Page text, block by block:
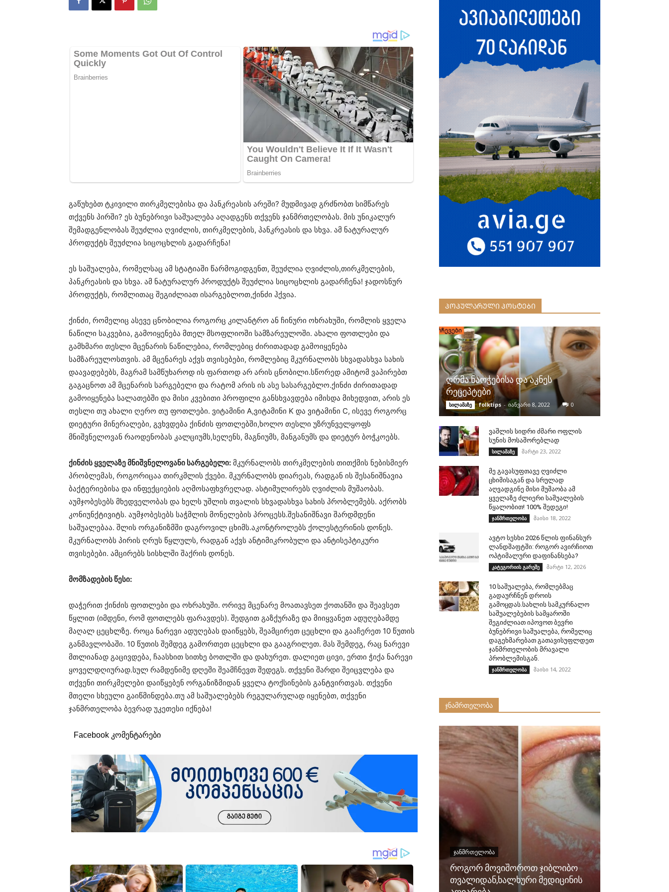
გაწუხებთ ტკივილი თირკმელებისა და პანკრეასის არეში? მუდმივად გრძნობთ სიმწარეს
თქვენს პირში? ეს ბუნებრივი საშუალება აღადგენს თქვენს ჯანმრთელობას. მის უნიკალურ
შემადგენლობას შეუძლია ღვიძლის, თირკმელების, პანკრეასის და სხვა. ამ ნატურალურ
პროდუქტს შეუძლია სიცოცხლის გადარჩენა!
ეს საშუალება, რომელსაც ამ სტატიაში წარმოგიდგენთ, შეუძლია ღვიძლის,თირკმელების,
პანკრეასის და სხვა. ამ ნატურალურ პროდუქტს შეუძლია სიცოცხლის გადარჩენა! ჯადოსნურ
პროდუქტს, რომლითაც შეგიძლიათ ისარგებლოთ,ქინძი ჰქვია.
ქინძი, რომელიც ასევე ცნობილია როგორც კილანტრო ან ჩინური ოხრახუში, რომლის ყველა
ნაწილი საკვებია, გამოიყენება მთელ მსოფლიოში სამზარეულოში. ახალი ფოთლები და
გამხმარი თესლი მცენარის ნაწილებია, რომლებიც ძირითადად გამოიყენება
სამზარეულოსთვის. ამ მცენარეს აქვს თვისებები, რომლებიც მკურნალობს სხვადასხვა სახის
დაავადებებს, მაგრამ სამწუხაროდ ის ფართოდ არ არის ცნობილი.სწორედ ამიტომ ვაპირებთ
გაგაცნოთ ამ მცენარის სარგებელი და რატომ არის ის ასე სასარგებლო.ქინძი ძირითადად
გამოიყენება სალათებში და მისი კვებითი პროფილი განსხვავდება იმისდა მიხედვით, არის ეს
თესლი თუ ახალი ღერო თუ ფოთლები. ვიტამინი A,ვიტამინი K და ვიტამინი C, ისევე როგორც
დიეტური მინერალები, გვხვდება ქინძის ფოთლებში,ხოლო თესლი უზრუნველყოფს
მნიშვნელოვან რაოდენობას კალციუმს,სელენს, მაგნიუმს, მანგანუმს და დიეტურ ბოჭკოებს.
ქინძის ყველაზე მნიშვნელოვანი სარგებელი: მკურნალობს თირკმელების თითქმის ნებისმიერ
პრობლემას, როგორიცაა თირკმლის ქვები. მკურნალობს დიარეას, რადგან ის შესანიშნავია
ბაქტერიებისა და ინფექციების აღმოსაფხვრელად. ასტიმულირებს ღვიძლის მუშაობას.
აუმჯობესებს მხედველობას და ხელს უშლის თვალის სხვადასხვა სახის პრობლემებს. აქრობს
კონიუნქტივიტს. აუმჯობესებს საჭმლის მონელების პროცესს.შესანიშნავი შარდმდენი
საშუალებაა. შლის ორგანიზმში დაგროვილ ცხიმს.აკონტროლებს ქოლესტერინის დონეს.
მკურნალობს პირის ღრუს წყლულს, რადგან აქვს ანტიმიკრობული და ანტისეპტიკური
თვისებები. ამცირებს სისხლში შაქრის დონეს.
მომზადების წესი:
დაჭერით ქინძის ფოთლები და ოხრახუში. ორივე მცენარე მოათავსეთ ქოთანში და შეავსეთ
წყლით (იმდენი, რომ ფოთლებს ფარავდეს). შედგით გაზქურაზე და მიიყვანეთ ადუღებამდე
მაღალ ცეცხლზე. როცა ნარევი ადუღებას დაიწყებს, შეამცირეთ ცეცხლი და გააჩერეთ 10 წუთის
განმავლობაში. 10 წუთის შემდეგ გამორთეთ ცეცხლი და გააგრილეთ. მას შემდეგ, რაც ნარევი
მთლიანად გაცივდება, ჩაასხით სითხე ბოთლში და დახურეთ. დალიეთ ცივი, ერთი ჭიქა ნარევი
ყოველდღიურად.სულ რამდენიმე დღეში შეამჩნევთ შედეგს. თქვენი შარდი შეიცვლება და
თქვენი თირკმელები დაიწყებენ ორგანიზმიდან ყველა ტოქსინების განტვირთვას. თქვენი
მთელი სხეული გაიწმინდება.თუ ამ საშუალებებს რეგულარულად იყენებთ, თქვენი
ჯანმრთელობა ბევრად უკეთესი იქნება!
Facebook კომენტარები
ᲞᲝᲞᲣᲚᲐᲠᲣᲚᲘ ᲞᲝᲡᲢᲔᲑᲘ
ღრმა ნაოჭებისა და აკნეს
რეცეპტები
სილამაზე folktips - იანვარი 8, 2022 0
ვაშლის სიდრი ძმარი ოფლის
სუნის მოსაშორებლად
სილამაზე მარტი 23, 2022
მე გავასუფთავე ღვიძლი
ცხიმისაგან და სრულად
აღვადგინე მისი მუშაობა ამ
ყველაზე ძლიერი საშუალების
წყალობით! 100% შედეგი!
ჯანმრთელობა მაისი 18, 2022
ავტო სესხი 2026 წლის ფინანსურ
ლანდშაფტში: როგორ ავირჩიოთ
ოპტიმალური დაფინანსება?
კატეგორიის გარეშე მარტი 12, 2026
10 საშუალება, რომლებმაც
გადაურჩნენ დროის
გამოცდას.სახლის სამკურნალო
საშუალებების სამყაროში
შეგიძლიათ იპოვოთ ბევრი
ბუნებრივი საშუალება, რომელიც
დაგეხმარებათ გათავისუფლდეთ
ჯანმრთელობის მრავალი
პრობლემისგან.
ჯანმრთელობა მაისი 14, 2022
ჯნამრთელობა
ᲯᲐᲜᲛᲠᲗᲔᲚᲝᲑᲐ
როგორ მოვიშოროთ ჯიბლიბო
თვალიდან,ხალხური მედიცინის